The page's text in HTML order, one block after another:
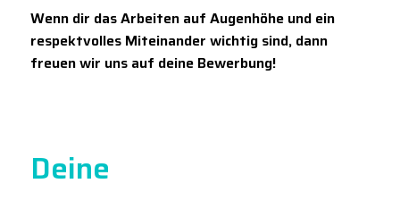
Wenn dir das Arbeiten auf Augenhöhe und ein
respektvolles Miteinander wichtig sind, dann
freuen wir uns auf deine Bewerbung!
Deine